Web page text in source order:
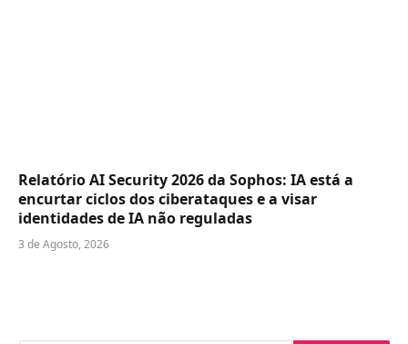
Relatório AI Security 2026 da Sophos: IA está a
encurtar ciclos dos ciberataques e a visar
identidades de IA não reguladas
3 de Agosto, 2026